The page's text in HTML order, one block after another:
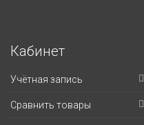
Кабинет
Учётная запись
Сравнить товары